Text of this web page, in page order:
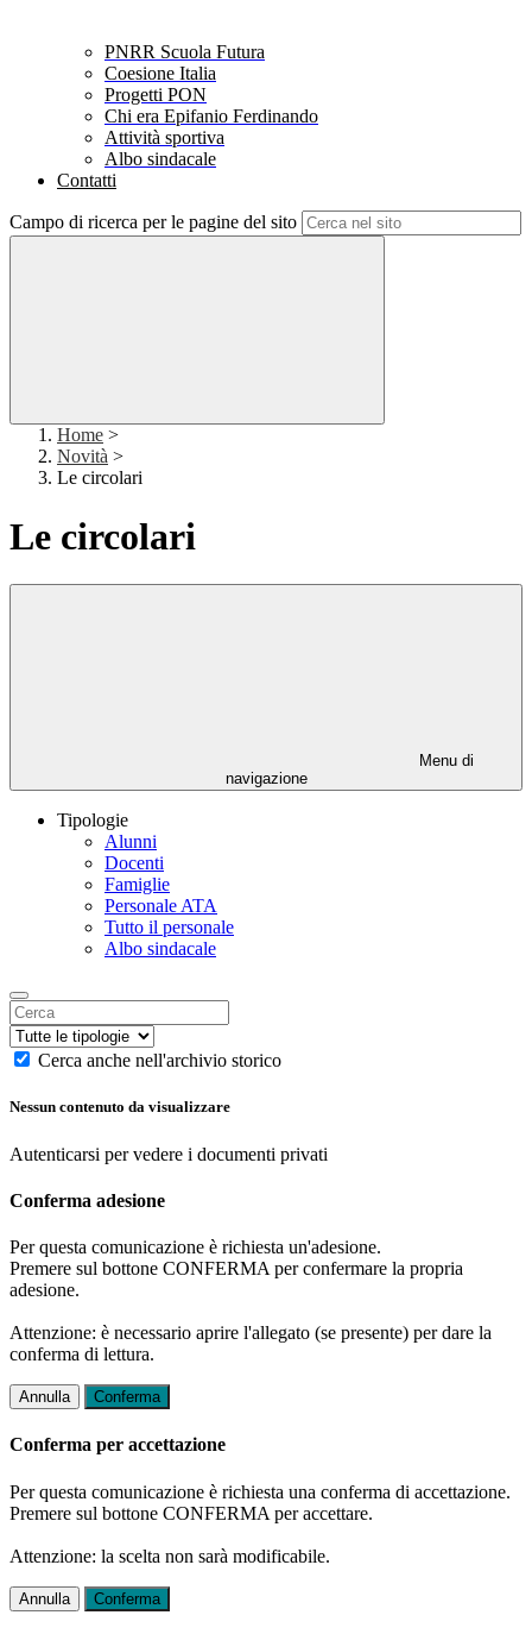
PNRR Scuola Futura
Coesione Italia
Progetti PON
Chi era Epifanio Ferdinando
Attività sportiva
Albo sindacale
Contatti
Campo di ricerca per le pagine del sito
Home >
Novità >
Le circolari
Le circolari
Menu di
navigazione
Tipologie
Alunni
Docenti
Famiglie
Personale ATA
Tutto il personale
Albo sindacale
Cerca anche nell'archivio storico
Nessun contenuto da visualizzare
Autenticarsi per vedere i documenti privati
Conferma adesione
Per questa comunicazione è richiesta un'adesione.
Premere sul bottone CONFERMA per confermare la propria
adesione.
Attenzione: è necessario aprire l'allegato (se presente) per dare la
conferma di lettura.
Annulla Conferma
Conferma per accettazione
Per questa comunicazione è richiesta una conferma di accettazione.
Premere sul bottone CONFERMA per accettare.
Attenzione: la scelta non sarà modificabile.
Annulla Conferma